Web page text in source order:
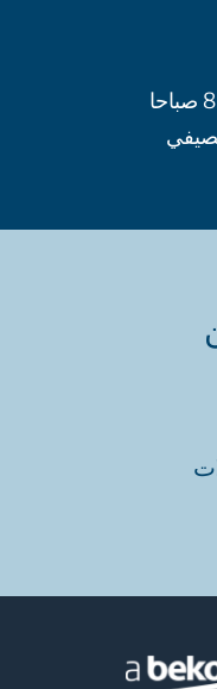
من الاثنين إلى الجمعة من الساعة 8 صباحا